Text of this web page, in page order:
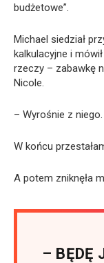
budżetowe”.
Michael siedział
kalkulacyjne i
rzeczy – zabawkę
Nicole.
– Wyrośnie z
W końcu
A potem zniknęła
– BĘDĘ